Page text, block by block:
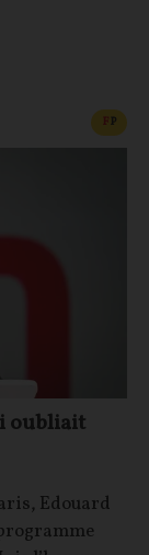
FP
oubliait
Edouard